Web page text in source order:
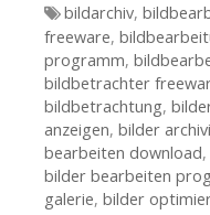
Tags
bildarchiv,
freeware,
programm,
bildbetrachter
bildbetrachtung,
anzeigen, bilder
bearbeiten download,
bilder bearbeiten
galerie, bilder